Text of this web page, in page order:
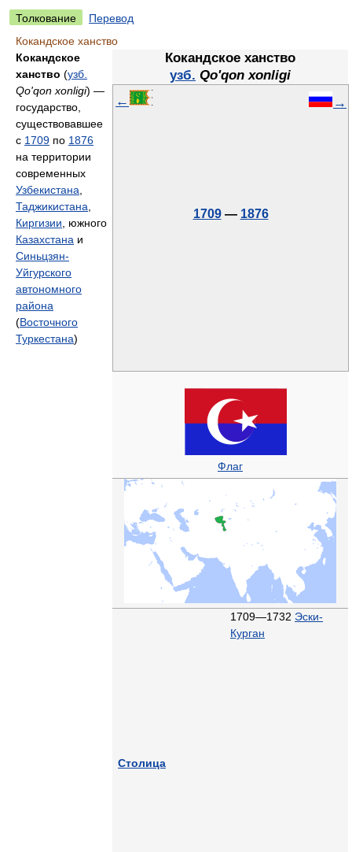
Толкование
Перевод
Кокандское ханство
Кокандское ханство
узб. Qo'qon xonligi
←
1709— 1876
→
Флаг
Столица
1709—1732 Эски-
Курган
Кокандское
ханство (узб.
Qo'qon xonligi) —
государство,
существовавшее
с 1709 по 1876
на территории
современных
Узбекистана
Таджикистана
Киргизии , южного
Казахстана и
Синьцзян-
Уйгурского
автономного
района
(Восточного
Туркестана)